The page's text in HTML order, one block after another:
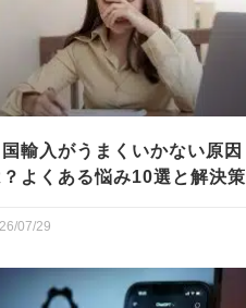
輸入がうまくいかない原因
よくある悩み10選と解決策
07/29